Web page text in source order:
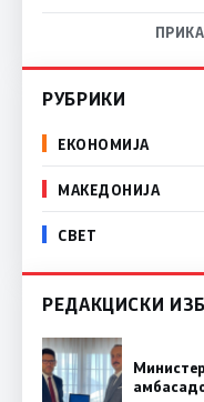
РУБРИКИ
ЕКОНОМИЈА
МАКЕДОНИЈА
СВЕТ
РЕДАКЦИСКИ